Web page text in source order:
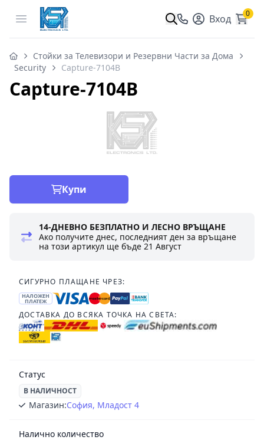
Open menu Вход 0
Стойки за Телевизори и Резервни Части за Дома
Security
Capture-7104B
Capture-7104B
Купи
14-ДНЕВНО БЕЗПЛАТНО И ЛЕСНО ВРЪЩАНЕ
Ако получите днес, последният ден за връщане
на този артикул ще бъде21 Август
СИГУРНО ПЛАЩАНЕ ЧРЕЗ:
НАЛОЖЕН
ПЛАТЕЖ
ДОСТАВКА ДО ВСЯКА ТОЧКА НА СВЕТА:
Статус
В НАЛИЧНОСТ
Магазин:София, Младост 4
Налично количество